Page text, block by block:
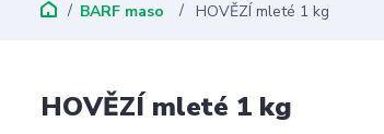
BARF maso HOVĚZÍ mleté 1 kg
HOVĚZÍ mleté 1 kg